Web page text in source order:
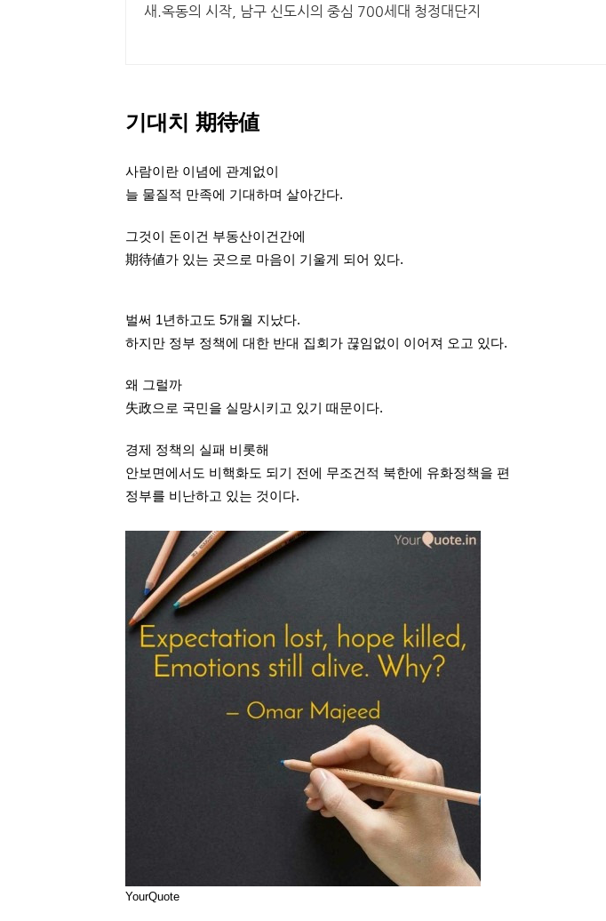
새.옥동의 시작, 남구 신도시의 중심 700세대 청정대단지
기대치 期待値
사람이란 이념에 관계없이
늘 물질적 만족에 기대하며 살아간다.
그것이 돈이건 부동산이건간에
期待値가 있는 곳으로 마음이 기울게 되어 있다.
벌써 1년하고도 5개월 지났다.
하지만 정부 정책에 대한 반대 집회가 끊임없이 이어져 오고 있다.
왜 그럴까
失政으로 국민을 실망시키고 있기 때문이다.
경제 정책의 실패 비롯해
안보면에서도 비핵화도 되기 전에
무조건적 북한에 유화정책을 편
정부를 비난하고 있는 것이다.
YourQuote